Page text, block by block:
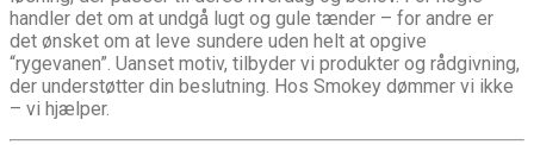
handler det om at undgå lugt og gule tænder – for andre er
det ønsket om at leve sundere uden helt at opgive
“rygevanen”. Uanset motiv, tilbyder vi produkter og rådgivning,
der understøtter din beslutning. Hos Smokey dømmer vi ikke
– vi hjælper.